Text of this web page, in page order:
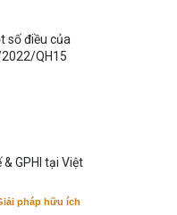
số điều của
QH15
GPHI tại Việt
pháp hữu ích